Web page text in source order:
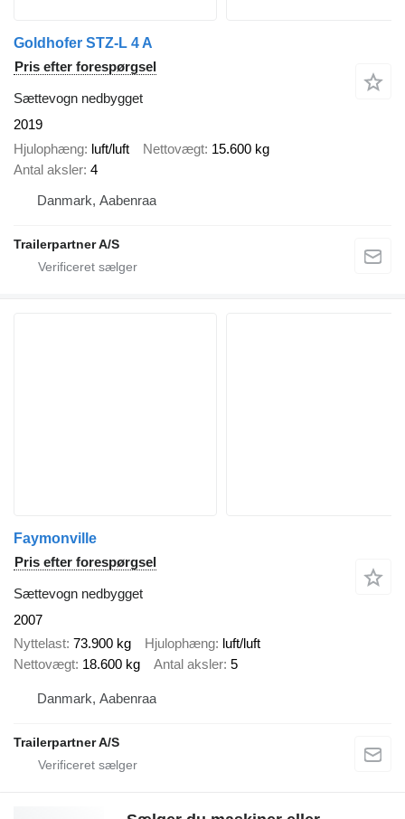
Goldhofer STZ-L 4 A
Pris efter forespørgsel
Sættevogn nedbygget
2019
Hjulophæng luft/luft Nettovægt 15.600 kg
Antal aksler 4
Danmark, Aabenraa
Trailerpartner A/S
Faymonville
Pris efter forespørgsel
Sættevogn nedbygget
2007
Nyttelast 73.900 kg Hjulophæng luft/luft
Nettovægt 18.600 kg Antal aksler 5
Danmark, Aabenraa
Trailerpartner A/S